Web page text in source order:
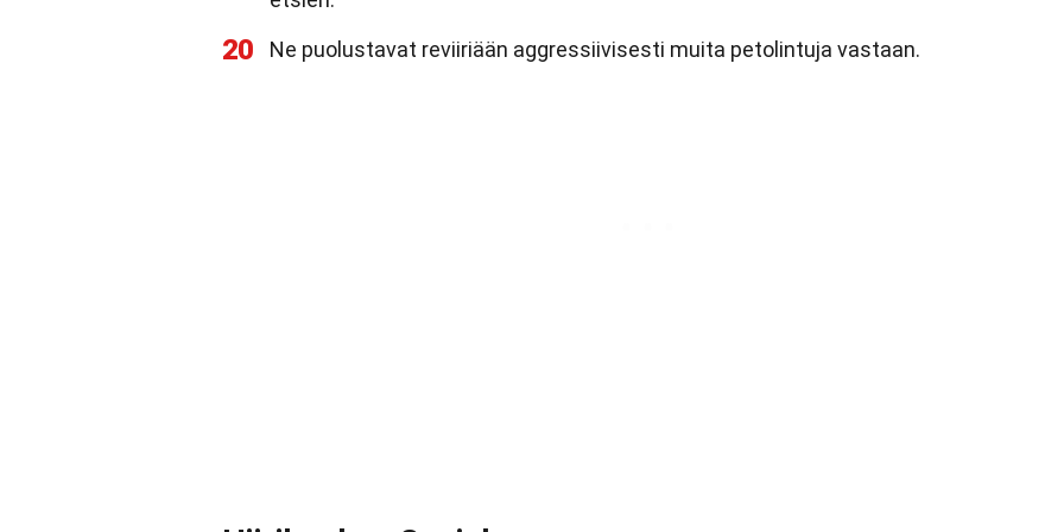
20 Ne puolustavat reviiriään aggressiivisesti muita petolintuja vastaan.